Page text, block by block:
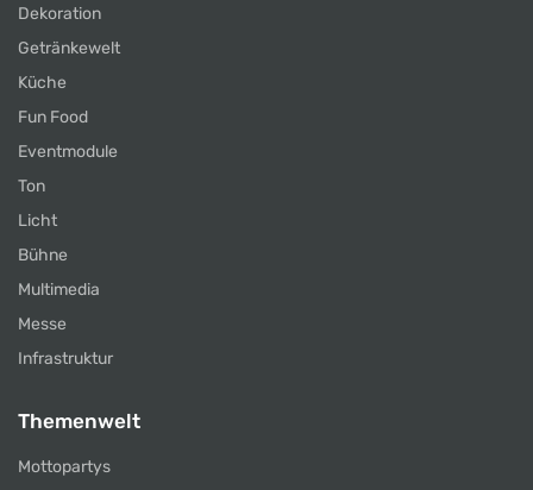
Dekoration
Getränkewelt
Küche
Fun Food
Eventmodule
Ton
Licht
Bühne
Multimedia
Messe
Infrastruktur
Themenwelt
Mottopartys